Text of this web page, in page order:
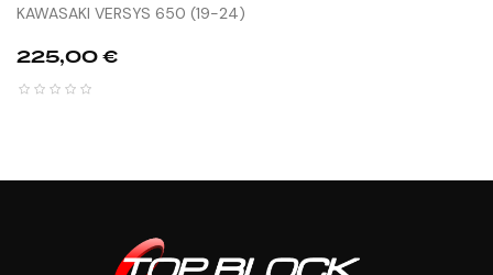
KAWASAKI VERSYS 650 (19-24)
Prix
225,00 €